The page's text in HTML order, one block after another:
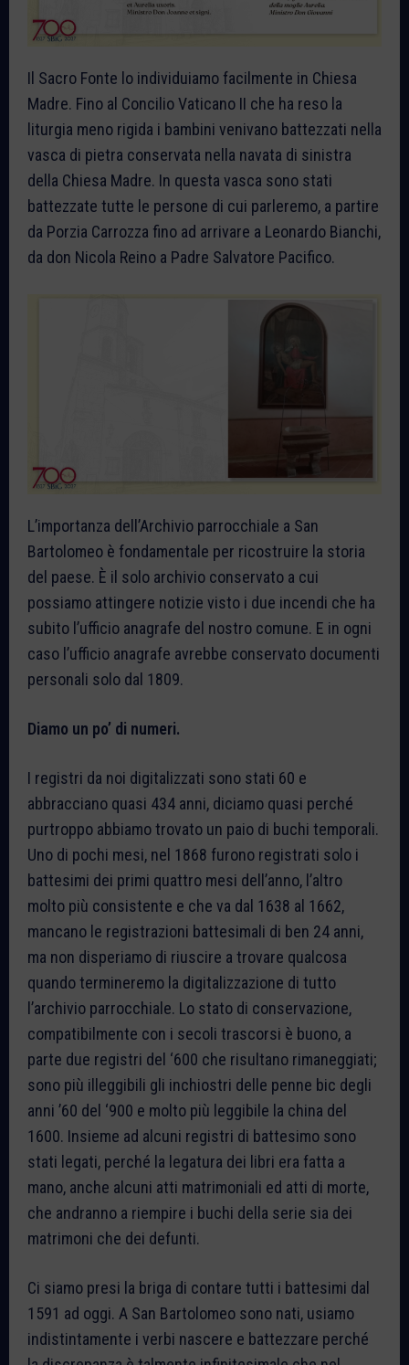
Il Sacro Fonte lo individuiamo facilmente in Chiesa
Madre. Fino al Concilio Vaticano II che ha reso la
liturgia meno rigida i bambini venivano battezzati nella
vasca di pietra conservata nella navata di sinistra
della Chiesa Madre. In questa vasca sono stati
battezzate tutte le persone di cui parleremo, a partire
da Porzia Carrozza fino ad arrivare a Leonardo Bianchi,
da don Nicola Reino a Padre Salvatore Pacifico.
L’importanza dell’Archivio parrocchiale a San
Bartolomeo è fondamentale per ricostruire la storia
del paese. È il solo archivio conservato a cui
possiamo attingere notizie visto i due incendi che ha
subito l’ufficio anagrafe del nostro comune. E in ogni
caso l’ufficio anagrafe avrebbe conservato documenti
personali solo dal 1809.
Diamo un po’ di numeri.
I registri da noi digitalizzati sono stati 60 e
abbracciano quasi 434 anni, diciamo quasi perché
purtroppo abbiamo trovato un paio di buchi temporali.
Uno di pochi mesi, nel 1868 furono registrati solo i
battesimi dei primi quattro mesi dell’anno, l’altro
molto più consistente e che va dal 1638 al 1662,
mancano le registrazioni battesimali di ben 24 anni,
ma non disperiamo di riuscire a trovare qualcosa
quando termineremo la digitalizzazione di tutto
l’archivio parrocchiale. Lo stato di conservazione,
compatibilmente con i secoli trascorsi è buono, a
parte due registri del ‘600 che risultano rimaneggiati;
sono più illeggibili gli inchiostri delle penne bic degli
anni ’60 del ‘900 e molto più leggibile la china del
1600. Insieme ad alcuni registri di battesimo sono
stati legati, perché la legatura dei libri era fatta a
mano, anche alcuni atti matrimoniali ed atti di morte,
che andranno a riempire i buchi della serie sia dei
matrimoni che dei defunti.
Ci siamo presi la briga di contare tutti i battesimi dal
1591 ad oggi. A San Bartolomeo sono nati, usiamo
indistintamente i verbi nascere e battezzare perché